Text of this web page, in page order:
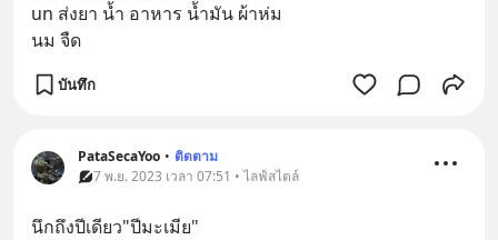
un ส่งยา น้ำ อาหาร น้ำมัน ผ้าห่ม
นม จืด
บันทึก
PataSecaYoo • ติดตาม
7 พ.ย. 2023 เวลา 07:51 • ไลฟ์สไตล์
นึกถึงปีเดียว"ปีมะเมีย"